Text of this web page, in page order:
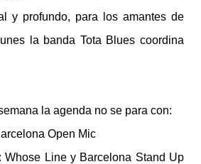
y profundo, para los amantes de
la banda Tota Blues coordina
la agenda no se para con:
Open Mic
Whose Line y Barcelona Stand Up